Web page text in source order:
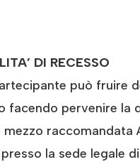
DI RECESSO
può fruire
facendo pervenire la
raccomandata
la sede legale